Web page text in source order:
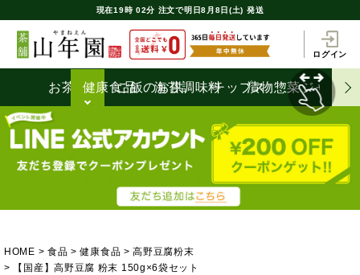
現在19時 02分 注文で明日8月8日(土) 発送
ログイン
お茶うけ健康食品ご飯のお供
海苔調味料チップス
漬物惣菜ジャム
HOME 食品 健康食品
高野豆腐粉末
【国産】高野豆腐 粉末 150g×6袋セット